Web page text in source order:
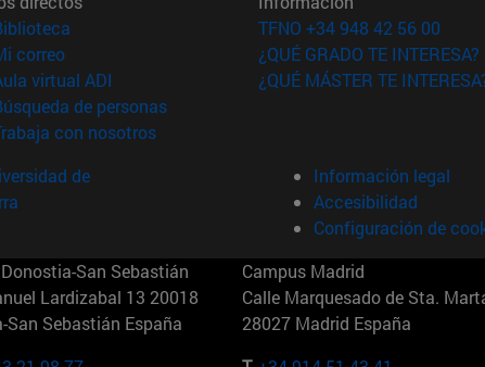
(abre en nueva ventana)
correo(abre en nueva ventana)
virtual ADI (abre en nueva ventana)
de personas(abre en nueva ventana)
con nosotros(abre en nueva ventana)
TFNO +34 948 42 56 00
¿QUÉ GRADO TE INTERESA?
¿QUÉ MÁSTER TE
de
Información legal
Accesibilidad
Configuración de
San Sebastián
Lardizabal 13 20018
San Sebastián España
Campus Madrid
Calle Marquesado de Sta.
28027 Madrid España